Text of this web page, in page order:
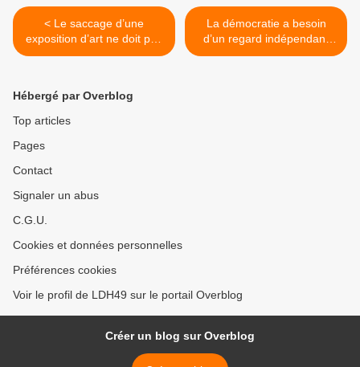
< Le saccage d’une
exposition d’art ne doit pas
devenir une banalité
La démocratie a besoin
d’un regard indépendant
dans les centres de
Hébergé par Overblog
Top articles
Pages
Contact
Signaler un abus
C.G.U.
Cookies et données personnelles
Préférences cookies
Voir le profil de LDH49 sur le portail Overblog
Créer un blog sur Overblog